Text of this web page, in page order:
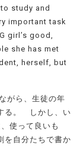
study and
important task
girl’s good,
she has met
herself, but
がら、生徒の年
る。 しかし、い
使って良いも
自分たちで書か